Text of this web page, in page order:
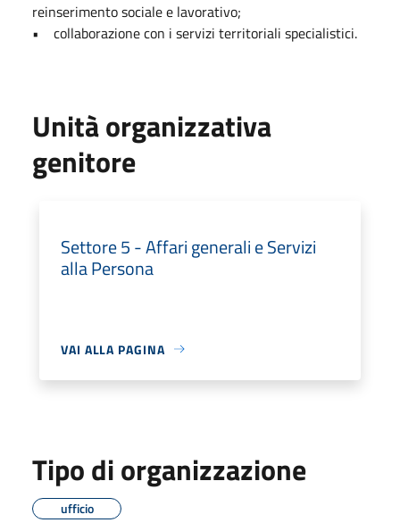
reinserimento sociale e lavorativo;
• collaborazione con i servizi territoriali specialistici.
Unità organizzativa
genitore
Settore 5 - Affari generali e Servizi
alla Persona
VAI ALLA PAGINA
Tipo di organizzazione
ufficio